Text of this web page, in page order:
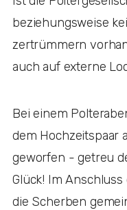
beziehungsweise
zertrümmern
auch auf externe
Bei einem
dem Hochzeitspaar
geworfen - getreu
Glück! Im
die Scherben